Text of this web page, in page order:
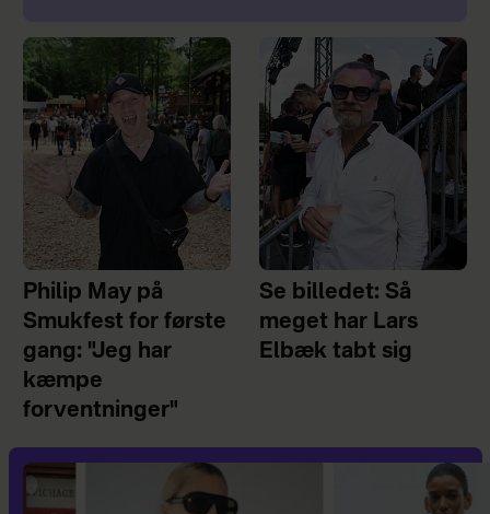
Philip May på
Smukfest for første
gang: "Jeg har
kæmpe
forventninger"
Se billedet: Så
meget har Lars
Elbæk tabt sig